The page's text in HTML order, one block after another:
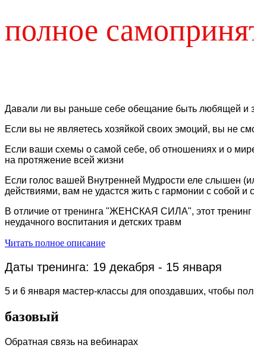
полное
Давали ли вы раньше себе обещание быть любящей и
Если вы не являетесь хозяйкой своих эмоций, вы не
Если ваши схемы о самой себе, об отношениях и о
на протяжение всей жизни
Если голос вашей Внутренней Мудрости еле слышен
действиями, вам не удастся жить с гармонии с собой и
В отличие от тренинга "ЖЕНСКАЯ СИЛА", этот
неудачного воспитания и детских травм
Читать полное описание
Даты тренинга: 19 декабря - 15 января
5 и 6 января мастер-классы для опоздавших, чтобы
базовый
Обратная связь на вебинарах